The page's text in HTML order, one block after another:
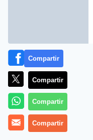
La Cámara Nacional
Comisión de
Compartir
Compartir
Compartir
Compartir